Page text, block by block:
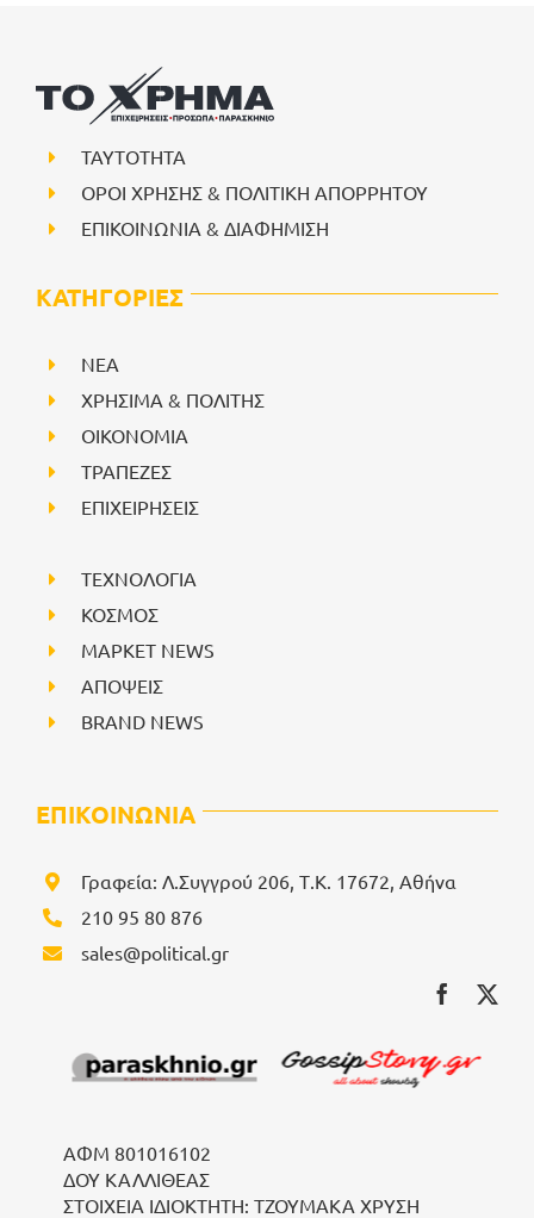
ΤΑΥΤΟΤΗΤΑ
ΟΡΟΙ ΧΡΗΣΗΣ & ΠΟΛΙΤΙΚΗ ΑΠΟΡΡΗΤΟΥ
ΕΠΙΚΟΙΝΩΝΙΑ & ΔΙΑΦΗΜΙΣΗ
ΚΑΤΗΓΟΡΙΕΣ
NEA
ΧΡΗΣΙΜΑ & ΠΟΛΙΤΗΣ
ΟΙΚΟΝΟΜΙΑ
ΤΡΑΠΕΖΕΣ
ΕΠΙΧΕΙΡΗΣΕΙΣ
ΤΕΧΝΟΛΟΓΙΑ
ΚΟΣΜΟΣ
ΜΑΡΚΕΤ NEWS
ΑΠΟΨΕΙΣ
BRAND NEWS
ΕΠΙΚΟΙΝΩΝΙΑ
Γραφεία: Λ.Συγγρού 206, Τ.Κ. 17672, Αθήνα
210 95 80 876
sales@political.gr
ΑΦΜ 801016102
ΔΟΥ ΚΑΛΛΙΘΕΑΣ
ΣΤΟΙΧΕΙΑ ΙΔΙΟΚΤΗΤΗ: ΤΖΟΥΜΑΚΑ ΧΡΥΣΗ